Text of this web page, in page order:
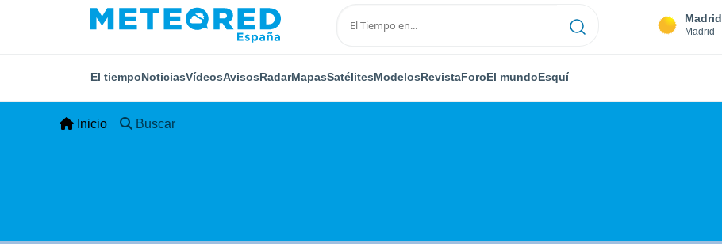
Madrid
Madrid
El tiempoNoticiasVídeosAvisosRadarMapasSatélitesModelosRevistaForoEl mundoEsquí
Inicio Buscar